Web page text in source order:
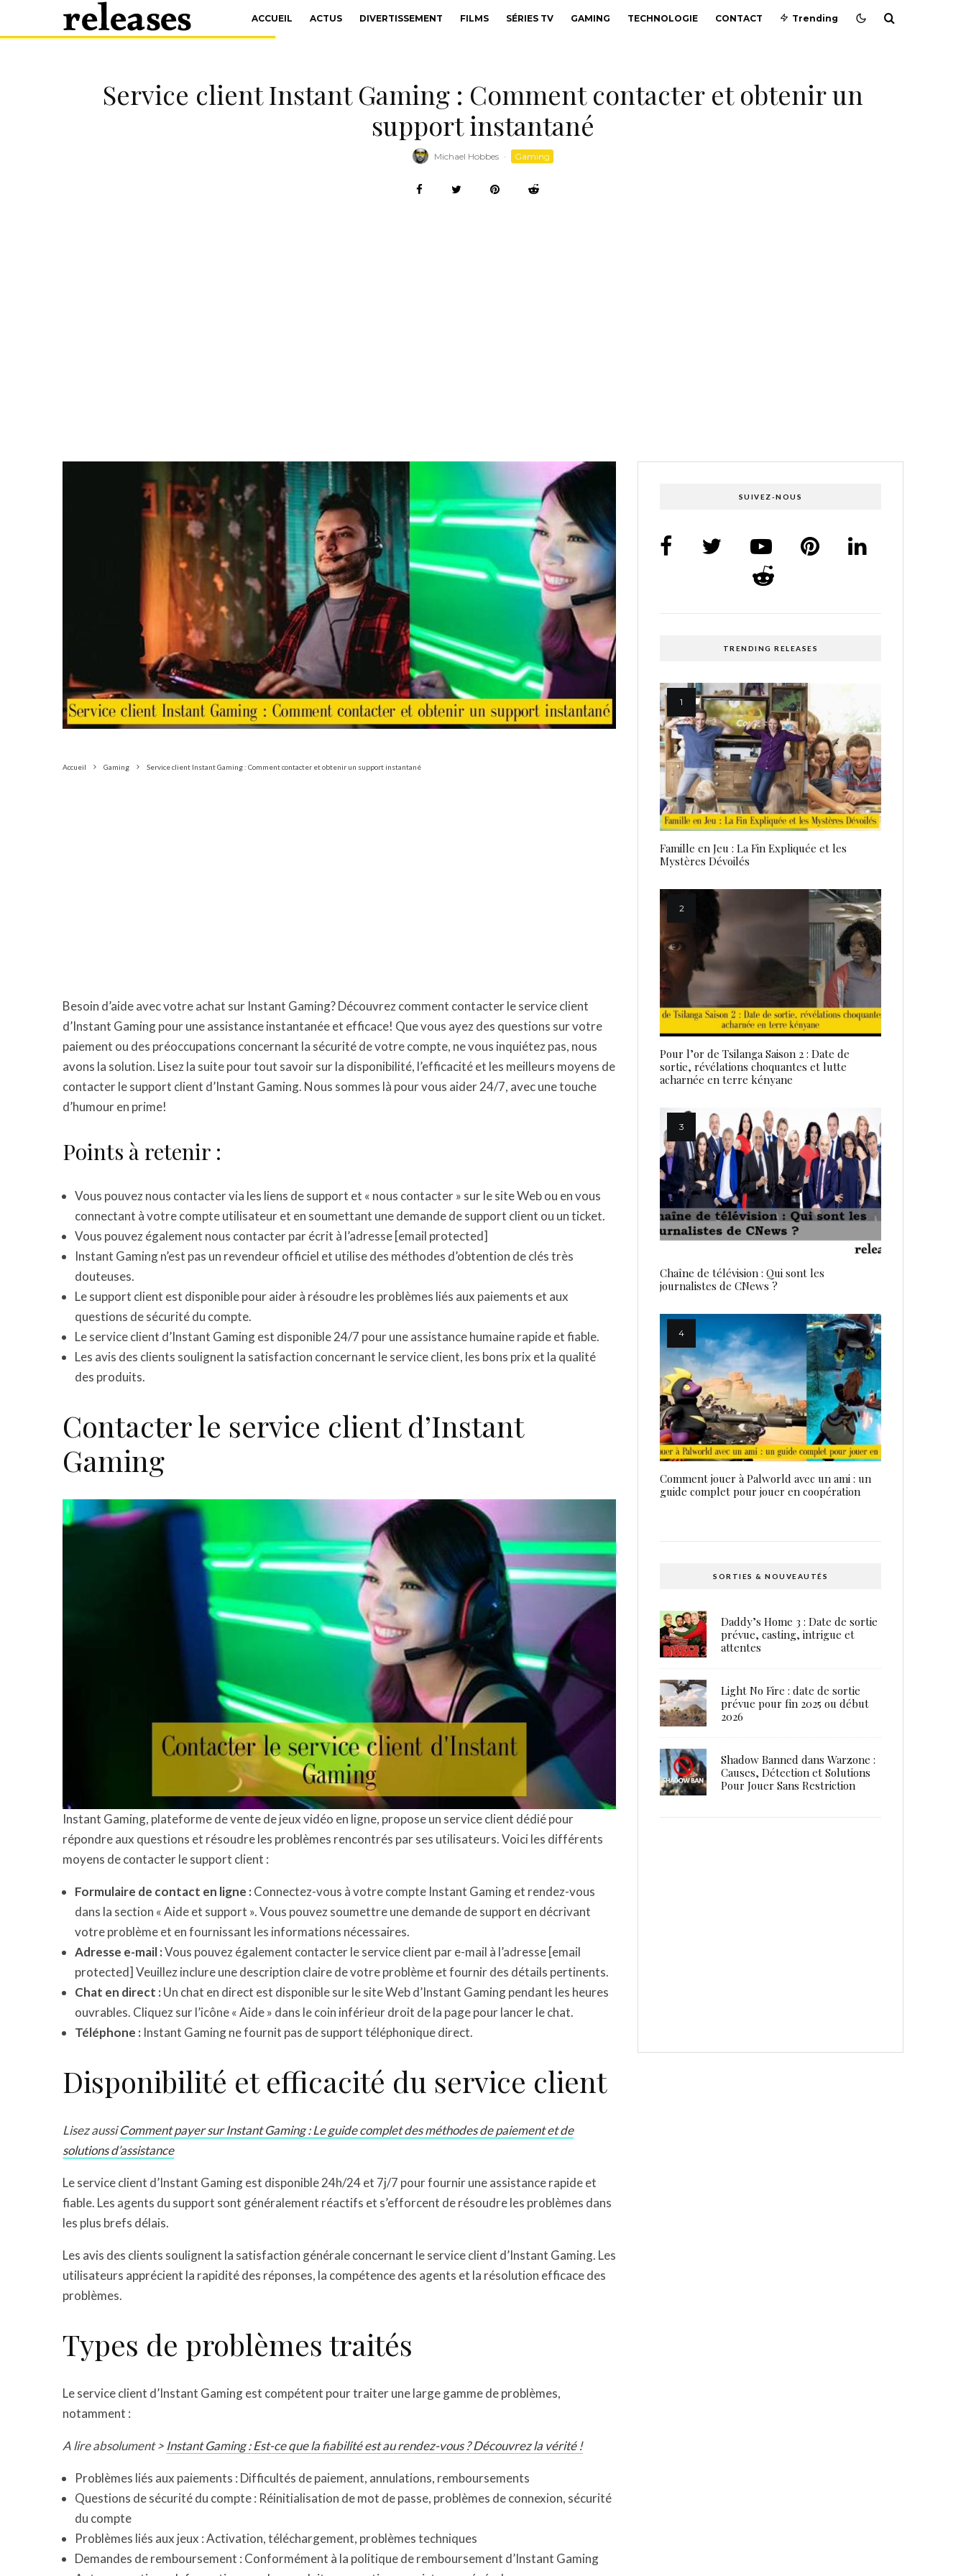
ACCUEIL ACTUS DIVERTISSEMENT FILMS SÉRIES TV GAMING TECHNOLOGIE CONTACT Trending
Service client Instant Gaming : Comment contacter et obtenir un
support instantané
Michael Hobbes · Gaming
Accueil Gaming Service client Instant Gaming : Comment contacter et obtenir un support instantané
Besoin d’aide avec votre achat sur Instant Gaming? Découvrez comment contacter le service client
d’Instant Gaming pour une assistance instantanée et efficace! Que vous ayez des questions sur votre
paiement ou des préoccupations concernant la sécurité de votre compte, ne vous inquiétez pas, nous
avons la solution. Lisez la suite pour tout savoir sur la disponibilité, l’efficacité et les meilleurs moyens de
contacter le support client d’Instant Gaming. Nous sommes là pour vous aider 24/7, avec une touche
d’humour en prime!
Points à retenir :
Vous pouvez nous contacter via les liens de support et « nous contacter » sur le site Web ou en vous
connectant à votre compte utilisateur et en soumettant une demande de support client ou un ticket.
Vous pouvez également nous contacter par écrit à l’adresse [email protected]
Instant Gaming n’est pas un revendeur officiel et utilise des méthodes d’obtention de clés très
douteuses.
Le support client est disponible pour aider à résoudre les problèmes liés aux paiements et aux
questions de sécurité du compte.
Le service client d’Instant Gaming est disponible 24/7 pour une assistance humaine rapide et fiable.
Les avis des clients soulignent la satisfaction concernant le service client, les bons prix et la qualité
des produits.
Contacter le service client d’Instant
Gaming
Instant Gaming, plateforme de vente de jeux vidéo en ligne, propose un service client dédié pour
répondre aux questions et résoudre les problèmes rencontrés par ses utilisateurs. Voici les différents
moyens de contacter le support client :
Formulaire de contact en ligne :Connectez-vous à votre compte Instant Gaming et rendez-vous
dans la section « Aide et support ». Vous pouvez soumettre une demande de support en décrivant
votre problème et en fournissant les informations nécessaires.
Adresse e-mail :Vous pouvez également contacter le service client par e-mail à l’adresse [email
protected] Veuillez inclure une description claire de votre problème et fournir des détails pertinents.
Chat en direct :Un chat en direct est disponible sur le site Web d’Instant Gaming pendant les heures
ouvrables. Cliquez sur l’icône « Aide » dans le coin inférieur droit de la page pour lancer le chat.
Téléphone : Instant Gaming ne fournit pas de support téléphonique direct.
Disponibilité et efficacité du service client
Lisez aussiComment payer sur Instant Gaming : Le guide complet des méthodes de paiement et de
solutions d’assistance
Le service client d’Instant Gaming est disponible 24h/24 et 7j/7 pour fournir une assistance rapide et
fiable. Les agents du support sont généralement réactifs et s’efforcent de résoudre les problèmes dans
les plus brefs délais.
Les avis des clients soulignent la satisfaction générale concernant le service client d’Instant Gaming. Les
utilisateurs apprécient la rapidité des réponses, la compétence des agents et la résolution efficace des
problèmes.
Types de problèmes traités
Le service client d’Instant Gaming est compétent pour traiter une large gamme de problèmes,
notamment :
A lire absolument > Instant Gaming : Est-ce que la fiabilité est au rendez-vous ? Découvrez la vérité !
Problèmes liés aux paiements : Difficultés de paiement, annulations, remboursements
Questions de sécurité du compte : Réinitialisation de mot de passe, problèmes de connexion, sécurité
du compte
Problèmes liés aux jeux : Activation, téléchargement, problèmes techniques
Demandes de remboursement : Conformément à la politique de remboursement d’Instant Gaming
SUIVEZ-NOUS
TRENDING RELEASES
Famille en Jeu : La Fin Expliquée et les
Mystères Dévoilés
Pour l’or de Tsilanga Saison 2 : Date de
sortie, révélations choquantes et lutte
acharnée en terre kényane
Chaîne de télévision : Qui sont les
journalistes de CNews ?
Comment jouer à Palworld avec un ami : un
guide complet pour jouer en coopération
SORTIES & NOUVEAUTÉS
Daddy’s Home 3 : Date de sortie
prévue, casting, intrigue et
attentes
Light No Fire : date de sortie
prévue pour fin 2025 ou début
2026
Shadow Banned dans Warzone :
Causes, Détection et Solutions
Pour Jouer Sans Restriction